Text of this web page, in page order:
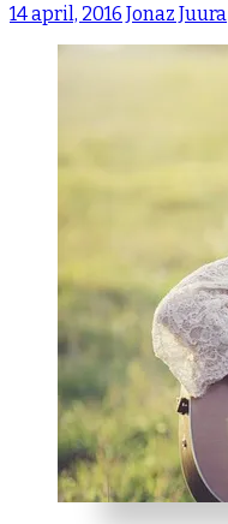
14 april, 2016 Jonaz Juura